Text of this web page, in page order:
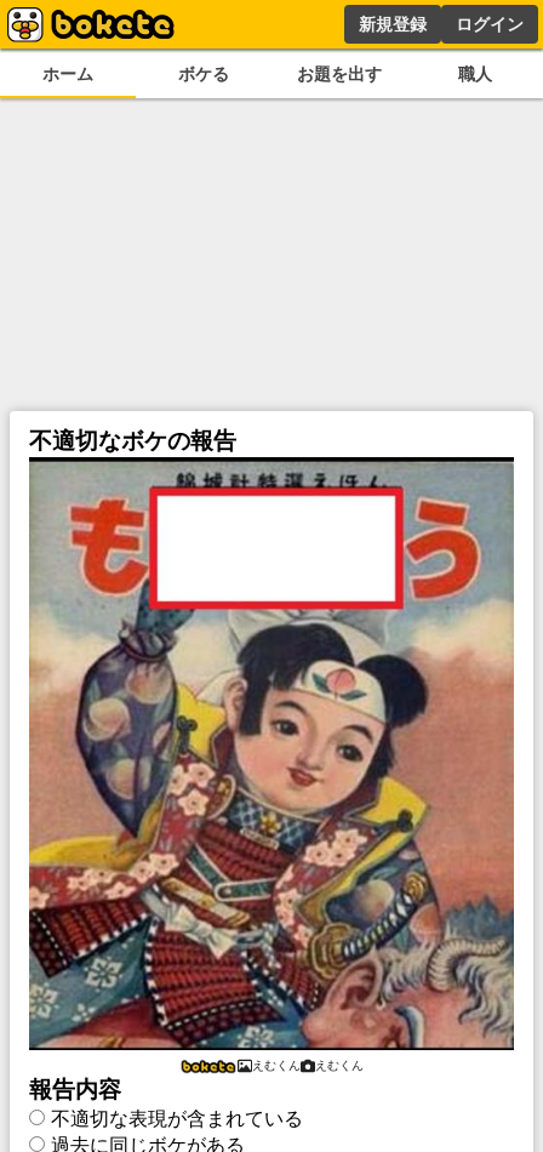
新規登録 ログイン
ホーム ボケる お題を出す 職人
不適切なボケの報告
えむくん えむくん
報告内容
不適切な表現が含まれている
過去に同じボケがある